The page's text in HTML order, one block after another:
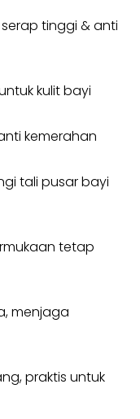
serap tinggi & anti
kulit bayi
kemerahan
tali pusar bayi
tetap
menjaga
praktis untuk